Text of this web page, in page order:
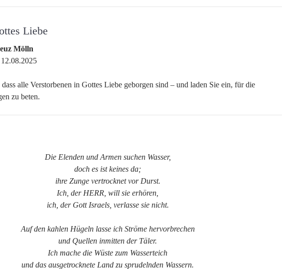
Liebe
Mölln
alle Verstorbenen in Gottes Liebe geborgen sind – und laden Sie ein, für die
zu beten.
Die Elenden und Armen suchen Wasser,
doch es ist keines da;
ihre Zunge vertrocknet vor Durst.
Ich, der HERR, will sie erhören,
ich, der Gott Israels, verlasse sie nicht.
Auf den kahlen Hügeln lasse ich Ströme hervorbrechen
und Quellen inmitten der Täler.
Ich mache die Wüste zum Wasserteich
und das ausgetrocknete Land zu sprudelnden Wassern.